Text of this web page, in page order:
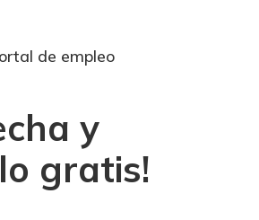
de empleo
y
gratis!